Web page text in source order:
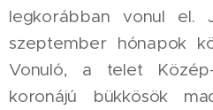
legkorábban vonul el.
szeptember hónapok
Vonuló, a telet
koronájú bükkösök